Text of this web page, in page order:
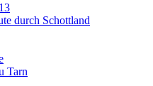
durch Schottland
Tarn